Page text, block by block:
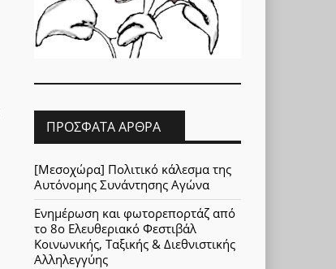
ΠΡΌΣΦΑΤΑ ΆΡΘΡΑ
[Μεσοχώρα] Πολιτικό κάλεσμα της
Αυτόνομης Συνάντησης Αγώνα
Ενημέρωση και φωτορεπορτάζ από
το 8ο Ελευθεριακό Φεστιβάλ
Κοινωνικής, Ταξικής & Διεθνιστικής
Αλληλεγγύης